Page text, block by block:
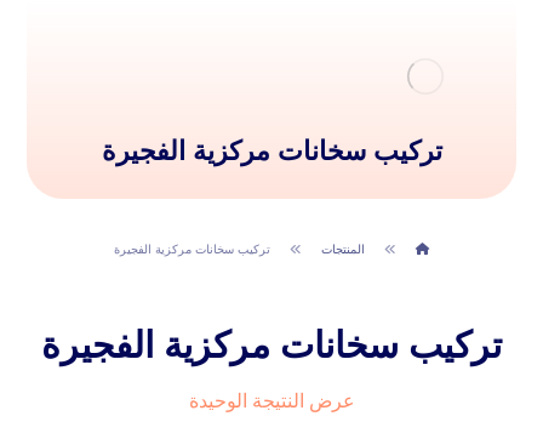
تركيب سخانات مركزية الفجيرة
المنتجات تركيب سخانات مركزية الفجيرة
تركيب سخانات مركزية الفجيرة
عرض النتيجة الوحيدة